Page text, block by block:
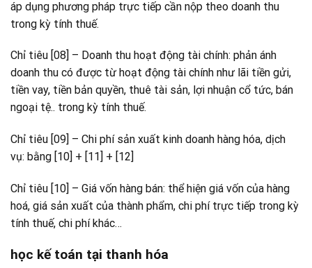
áp dụng phương pháp trực tiếp cần nộp theo doanh thu
trong kỳ tính thuế.
Chỉ tiêu [08] – Doanh thu hoạt động tài chính: phản ánh
doanh thu có được từ hoạt động tài chính như lãi tiền gửi,
tiền vay, tiền bản quyền, thuê tài sản, lợi nhuận cổ tức, bán
ngoại tệ.. trong kỳ tính thuế.
Chỉ tiêu [09] – Chi phí sản xuất kinh doanh hàng hóa, dịch
vụ: bằng [10] + [11] + [12]
Chỉ tiêu [10] – Giá vốn hàng bán: thể hiện giá vốn của hàng
hoá, giá sản xuất của thành phẩm, chi phí trực tiếp trong kỳ
tính thuế, chi phí khác…
học kế toán tại thanh hóa